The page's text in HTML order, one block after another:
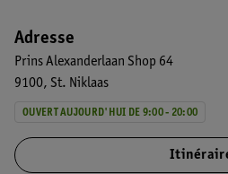
Adresse
Prins Alexanderlaan Shop 64
9100 St. Niklaas
OUVERT AUJOURD'HUI DE 9:00 - 20:00